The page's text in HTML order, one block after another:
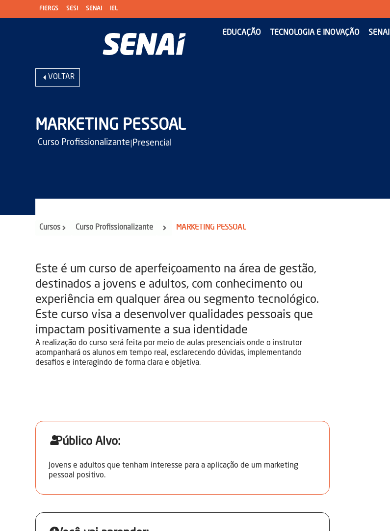
FIERGS SESI SENAI IEL
EDUCAÇÃO TECNOLOGIA E INOVAÇÃO SENAI
VOLTAR
MARKETING PESSOAL
Curso Profissionalizante| Presencial
Cursos Curso Profissionalizante MARKETING PESSOAL
Este é um curso de aperfeiçoamento na área de gestão,
destinados a jovens e adultos, com conhecimento ou
experiência em qualquer área ou segmento tecnológico.
Este curso visa a desenvolver qualidades pessoais que
impactam positivamente a sua identidade
A realização do curso será feita por meio de aulas presenciais onde o instrutor
acompanhará os alunos em tempo real, esclarecendo dúvidas, implementando
desafios e interagindo de forma clara e objetiva.
Público Alvo:
Jovens e adultos que tenham interesse para a aplicação de um marketing
pessoal positivo.